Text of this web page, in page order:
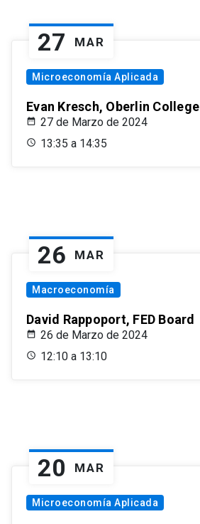
27 MAR
Microeconomía Aplicada
Evan Kresch, Oberlin College
27 de Marzo de 2024
13:35 a 14:35
26 MAR
Macroeconomía
David Rappoport, FED Board
26 de Marzo de 2024
12:10 a 13:10
20 MAR
Microeconomía Aplicada